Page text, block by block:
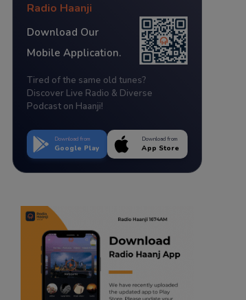
Radio Haanji
Download Our
Mobile Application.
Tired of the same old tunes?
Discover Live Radio & Diverse
Podcast on Haanji!
Download from
Google Play
Download from
App Store